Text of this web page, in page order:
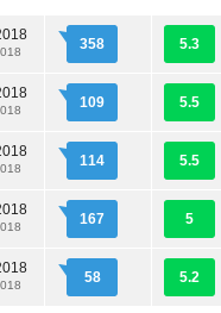
358 5.3
109 5.5
114 5.5
167 5
58 5.2